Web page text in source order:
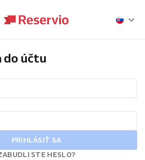
do účtu
PRIHLÁSIŤ SA
STE HESLO?